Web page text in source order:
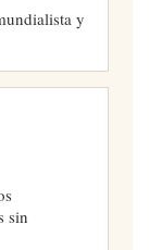
y
sin